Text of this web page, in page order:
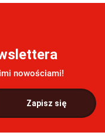
nowościami!